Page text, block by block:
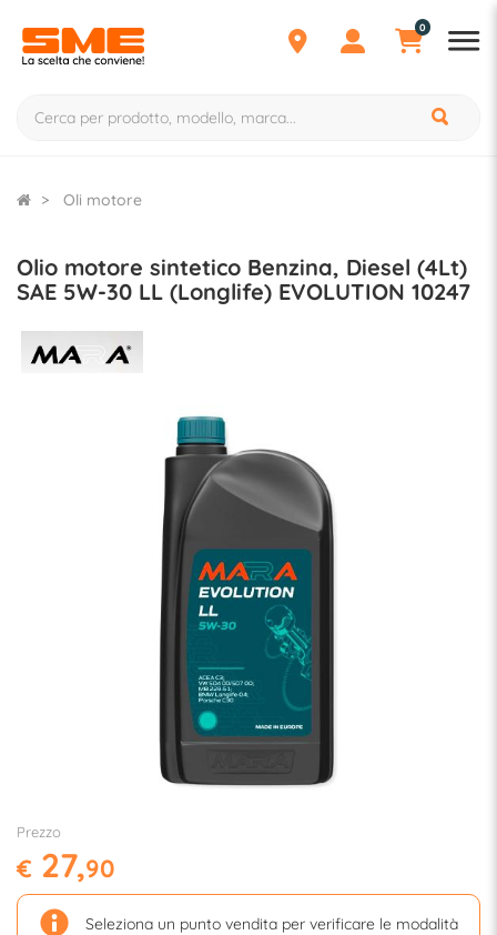
0
Oli motore
Olio motore sintetico Benzina, Diesel (4Lt)
SAE 5W-30 LL (Longlife) EVOLUTION 10247
Prezzo
€ 27,90
Seleziona un punto vendita per verificare le modalità